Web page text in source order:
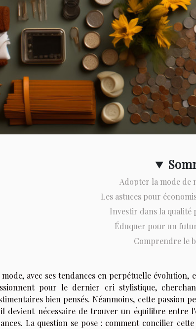
Adopter la mode de
Les astuces pour
Investir dans la qualité
Éduquer pour un
Comprendre le
mode, avec ses tendances en perpétuelle
pour le dernier cri stylistique,
bien pensés. Néanmoins, cette
devient nécessaire de trouver un équilibre entre
La question se pose : comment concilier